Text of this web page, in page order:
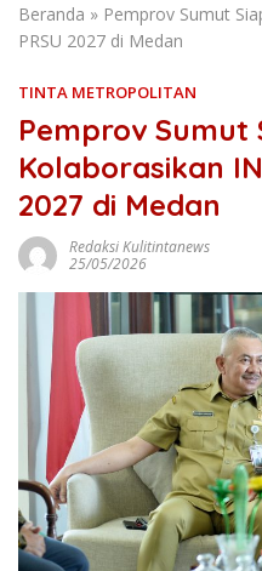
Beranda » Pemprov Sumut
PRSU 2027 di Medan
TINTA METROPOLITAN
Pemprov Sumut
Kolaborasikan
2027 di Medan
Redaksi Kulitintanews
25/05/2026